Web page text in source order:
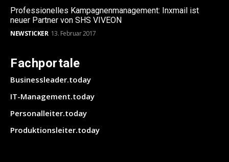
Professionelles Kampagnenmanagement: Inxmail ist
neuer Partner von SHS VIVEON
NEWSTICKER 13. Februar 2017
Fachportale
Businessleader.today
IT-Management.today
Personalleiter.today
Produktionsleiter.today